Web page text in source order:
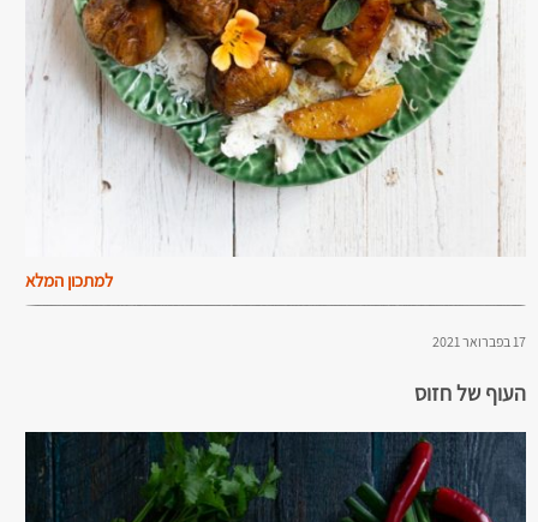
למתכון המלא
17 בפברואר 2021
העוף של חזוס